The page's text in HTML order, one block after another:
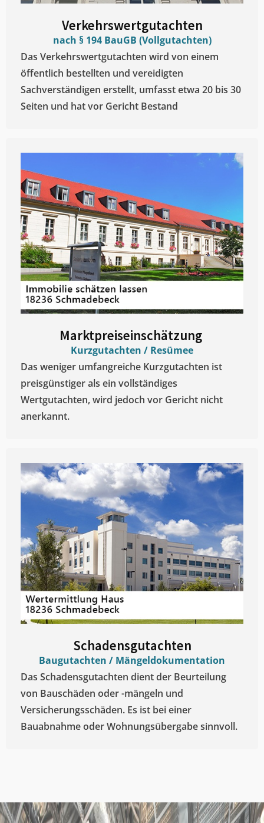
Verkehrswertgutachten
nach § 194 BauGB (Vollgutachten)
Das Verkehrswertgutachten wird von einem
öffentlich bestellten und vereidigten
Sachverständigen erstellt, umfasst etwa 20 bis 30
Seiten und hat vor Gericht Bestand
Marktpreiseinschätzung ​
Kurzgutachten / Resümee
Das weniger umfangreiche Kurzgutachten ist
preisgünstiger als ein vollständiges
Wertgutachten, wird jedoch vor Gericht nicht
anerkannt.
Schadensgutachten
Baugutachten / Mängeldokumentation
Das Schadensgutachten dient der Beurteilung
von Bauschäden oder -mängeln und
Versicherungsschäden. Es ist bei einer
Bauabnahme oder Wohnungsübergabe sinnvoll.